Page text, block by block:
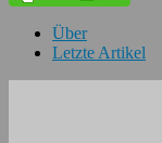
Über
Letzte Artikel